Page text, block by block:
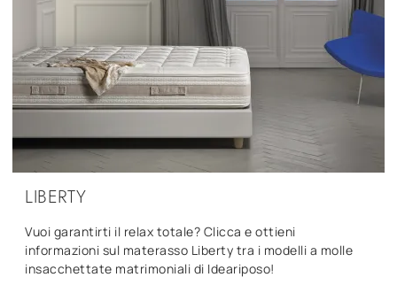
LIBERTY
Vuoi garantirti il relax totale? Clicca e ottieni
informazioni sul materasso Liberty tra i modelli a molle
insacchettate matrimoniali di Ideariposo!